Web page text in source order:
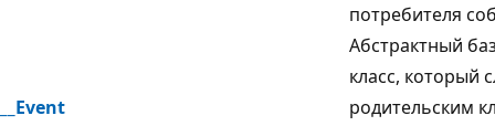
потребителя
__Event
Абстрактный
класс, который
родительским